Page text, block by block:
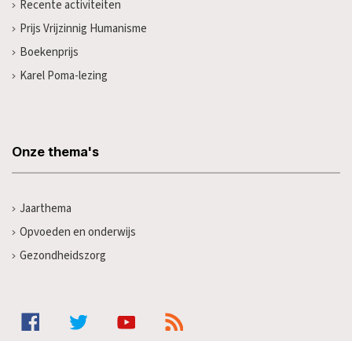
Recente activiteiten
Prijs Vrijzinnig Humanisme
Boekenprijs
Karel Poma-lezing
Onze thema's
Jaarthema
Opvoeden en onderwijs
Gezondheidszorg